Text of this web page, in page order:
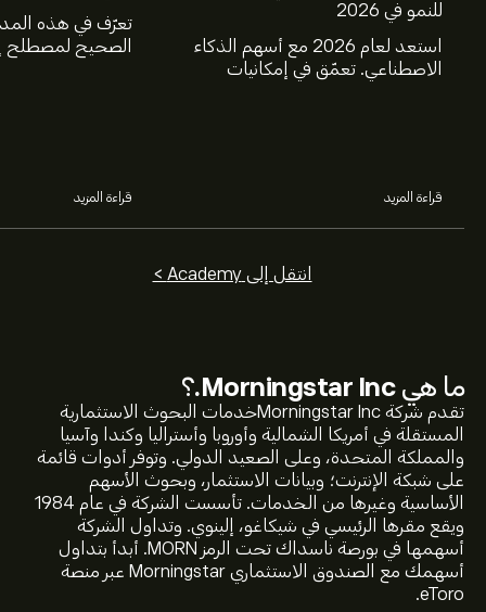
ما هيMorningstar Inc. ؟
تقدم شركة Morningstar Incخدمات البحوث الاستثمارية
المستقلة في أمريكا الشمالية وأوروبا وأستراليا وكندا وآسيا
والمملكة المتحدة، وعلى الصعيد الدولي. وتوفر أدوات قائمة
على شبكة الإنترنت؛ وبيانات الاستثمار، وبحوث الأسهم
الأساسية وغيرها من الخدمات. تأسست الشركة في عام 1984
ويقع مقرها الرئيسي في شيكاغو، إلينوي. وتداول الشركة
أسهمها في بورصة ناسداك تحت الرمز MORN. أبدأ بتداول
أسهمك مع الصندوق الاستثماري Morningstar عبر منصة
eToro.
للنمو في 2026
استعد لعام 2026 مع أسهم الذكاء
الاصطناعي. تعمّق في إمكانيات
قراءة المزيد
تعرّف في هذه
الصحيح لمصطلح
قراءة المزيد
انتقل إلى Academy >
سعر MORN الآن هو 196.57‎$‎.